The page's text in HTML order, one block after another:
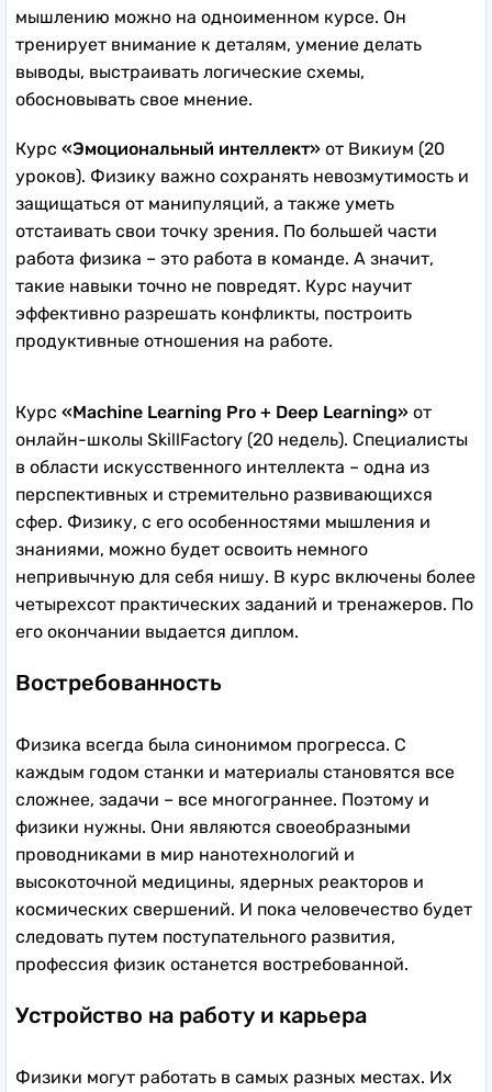
мышлению можно на одноименном курсе. Он
тренирует внимание к деталям, умение делать
выводы, выстраивать логические схемы,
обосновывать свое мнение.
Курс «Эмоциональный интеллект» от Викиум (20
уроков). Физику важно сохранять невозмутимость и
защищаться от манипуляций, а также уметь
отстаивать свои точку зрения. По большей части
работа физика – это работа в команде. А значит,
такие навыки точно не повредят. Курс научит
эффективно разрешать конфликты, построить
продуктивные отношения на работе.
Курс «Machine Learning Pro + Deep Learning» от
онлайн-школы SkillFactory (20 недель). Специалисты
в области искусственного интеллекта – одна из
перспективных и стремительно развивающихся
сфер. Физику, с его особенностями мышления и
знаниями, можно будет освоить немного
непривычную для себя нишу. В курс включены более
четырехсот практических заданий и тренажеров. По
его окончании выдается диплом.
Востребованность
Физика всегда была синонимом прогресса. С
каждым годом станки и материалы становятся все
сложнее, задачи – все многограннее. Поэтому и
физики нужны. Они являются своеобразными
проводниками в мир нанотехнологий и
высокоточной медицины, ядерных реакторов и
космических свершений. И пока человечество будет
следовать путем поступательного развития,
профессия физик останется востребованной.
Устройство на работу и карьера
Физики могут работать в самых разных местах. Их